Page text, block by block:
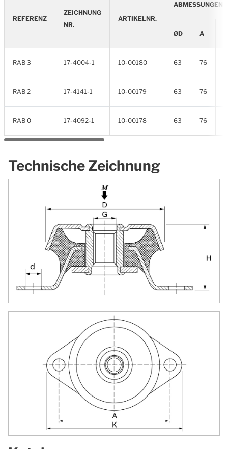
REFERENZ
ZEICHNUNG
NR.
ARTIKELNR.
ABMESSUNGEN
ØD A
RAB 3 17-4004-1 10-00180 63 76
RAB 2 17-4141-1 10-00179 63 76
RAB 0 17-4092-1 10-00178 63 76
Technische Zeichnung